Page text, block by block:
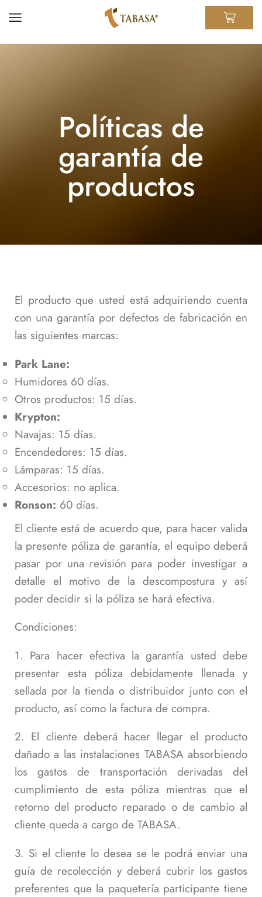
Políticas de
garantía de
productos
El producto que usted está adquiriendo cuenta
con una garantía por defectos de fabricación en
las siguientes marcas:
Park Lane:
Humidores 60 días.
Otros productos: 15 días.
Krypton:
Navajas: 15 días.
Encendedores: 15 días.
Lámparas: 15 días.
Accesorios: no aplica.
Ronson: 60 días.
El cliente está de acuerdo que, para hacer valida
la presente póliza de garantía, el equipo deberá
pasar por una revisión para poder investigar a
detalle el motivo de la descompostura y así
poder decidir si la póliza se hará efectiva.
Condiciones:
1. Para hacer efectiva la garantía usted debe
presentar esta póliza debidamente llenada y
sellada por la tienda o distribuidor junto con el
producto, así como la factura de compra.
2. El cliente deberá hacer llegar el producto
dañado a las instalaciones TABASA absorbiendo
los gastos de transportación derivadas del
cumplimiento de esta póliza mientras que el
retorno del producto reparado o de cambio al
cliente queda a cargo de TABASA.
3. Si el cliente lo desea se le podrá enviar una
guía de recolección y deberá cubrir los gastos
preferentes que la paquetería participante tiene